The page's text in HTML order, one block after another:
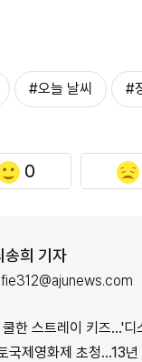
#오늘 날씨 #
0
송희 기자
스트레이 키즈…'디스&
국제영화제 초청…13년